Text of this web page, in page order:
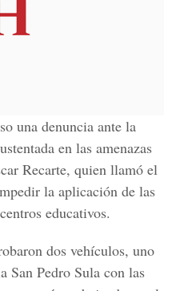
una denuncia ante la
en las amenazas
Recarte, quien llamó el
la aplicación de las
educativos.
dos vehículos, uno
San Pedro Sula con las